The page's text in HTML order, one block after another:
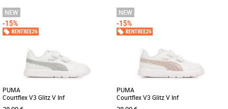
PUMA
Courtflex V3 Glitz V Inf
PUMA
Courtflex V3 Glitz V Inf